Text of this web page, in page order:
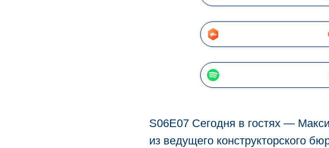
S06E07 Сегодня в гостях —
из ведущего конструкторского